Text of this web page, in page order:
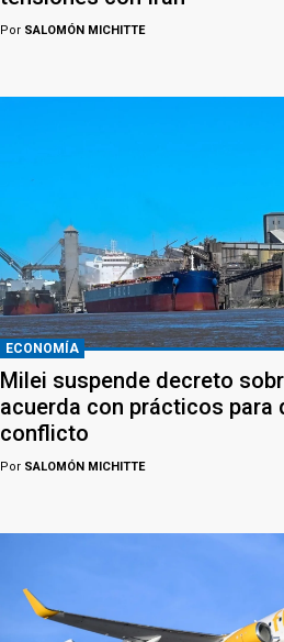
Por SALOMÓN MICHITTE
ECONOMÍA
Milei suspende decreto
acuerda con prácticos para
conflicto
Por SALOMÓN MICHITTE